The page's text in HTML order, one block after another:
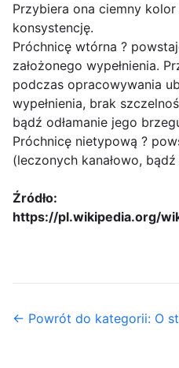
Przybiera ona ciemny
konsystencję.
Próchnicę wtórna ?
założonego wypełnienia.
podczas opracowywania
wypełnienia, brak
bądź odłamanie jego
Próchnicę nietypową ?
(leczonych kanałowo,
Źródło:
https://pl.wikipedia.org/
← Powrót do kategorii: O